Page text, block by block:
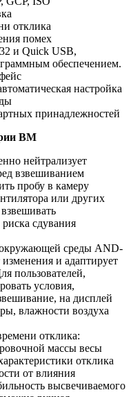
отклика
помех
и Quick USB,
обеспечением.
настройка
принадлежностей
BM
нейтрализует
взвешиванием
пробу в камеру
или других
сдувания
окружающей среды AND-
и адаптирует
пользователей,
условия,
на дисплей
влажности воздуха
отклика:
массы весы
отклика
от влияния
высвечиваемого